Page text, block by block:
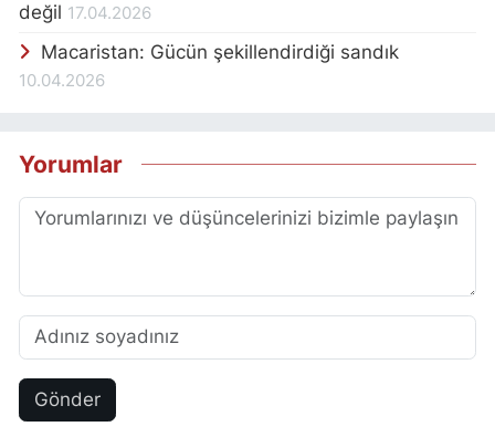
değil 17.04.2026
Macaristan: Gücün şekillendirdiği sandık
10.04.2026
Yorumlar
Gönder